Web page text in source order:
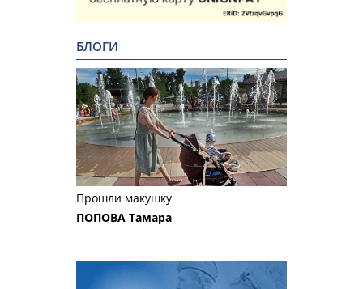
БЛОГИ
Прошли макушку
ПОПОВА Тамара